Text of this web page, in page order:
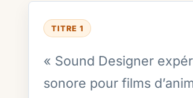
TITRE 1
« Sound Designer
sonore pour films